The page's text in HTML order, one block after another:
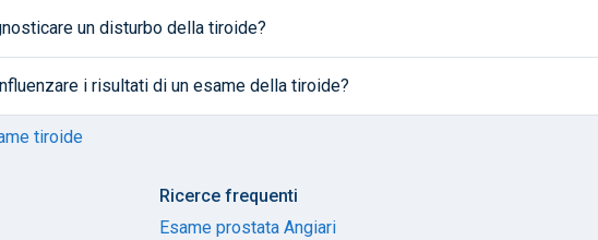
un disturbo della tiroide?
i risultati di un esame della tiroide?
tiroide
Ricerce frequenti
Esame prostata Angiari